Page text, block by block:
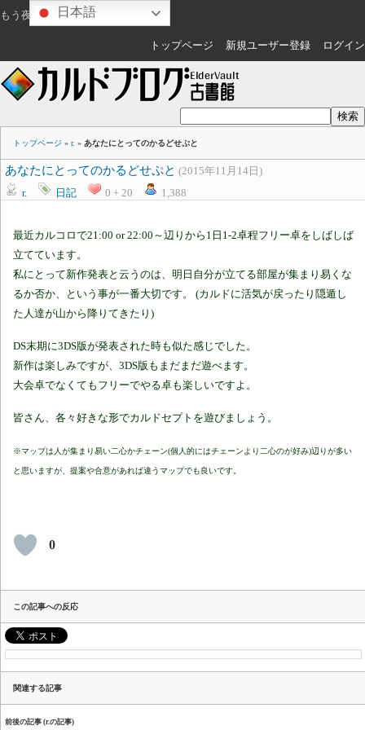
もう夜ですね ゲスト
トップページ 新規ユーザー登録 ログイン
トップページ » r. » あなたにとってのかるどせぷと
あなたにとってのかるどせぷと (2015年11月14日)
r.
日記 0 + 20 1,388
最近カルコロで21:00 or 22:00～辺りから1日1-2卓程フリー卓をしばしば
立てています。
私にとって新作発表と云うのは、明日自分が立てる部屋が集まり易くな
るか否か、という事が一番大切です。 (カルドに活気が戻ったり隠遁し
た人達が山から降りてきたり)
DS末期に3DS版が発表された時も似た感じでした。
新作は楽しみですが、3DS版もまだまだ遊べます。
大会卓でなくてもフリーでやる卓も楽しいですよ。
皆さん、各々好きな形でカルドセプトを遊びましょう。
※マップは人が集まり易い二心かチェーン(個人的にはチェーンより二心のが好み)辺りが多い
と思いますが、提案や合意があれば違うマップでも良いです。
0
この記事への反応
関連する記事
前後の記事 (r.の記事)
日本語